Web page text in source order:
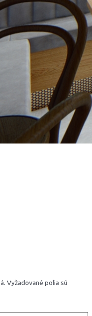
Vyžadované polia sú